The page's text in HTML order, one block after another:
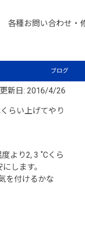
各種お問い合わせ・
ブログ
更新日: 2016/4/26
らい上げてやり
より2, 3 ˚Cくら
します。
を付けるかな